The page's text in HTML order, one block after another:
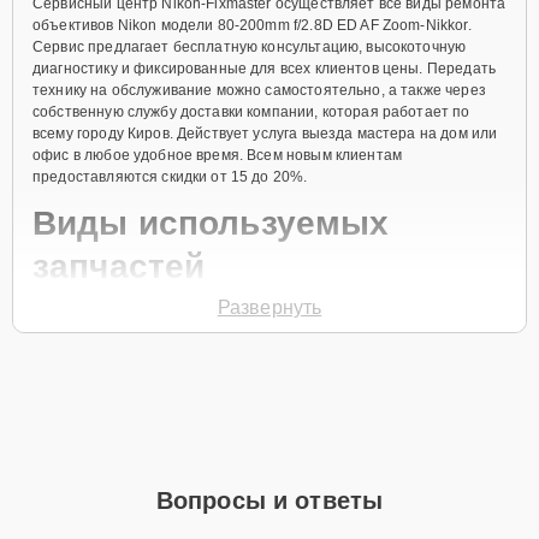
объективов Nikon модели 80-200mm f/2.8D ED AF Zoom-Nikkor.
Сервис предлагает бесплатную консультацию, высокоточную
диагностику и фиксированные для всех клиентов цены. Передать
технику на обслуживание можно самостоятельно, а также через
собственную службу доставки компании, которая работает по
всему городу Киров. Действует услуга выезда мастера на дом или
офис в любое удобное время. Всем новым клиентам
предоставляются скидки от 15 до 20%.
Виды используемых
запчастей
Для ремонта объектива модели 80-200mm f/2.8D ED AF Zoom-
активное использование устройства дольше
Развернуть
Вопросы и ответы